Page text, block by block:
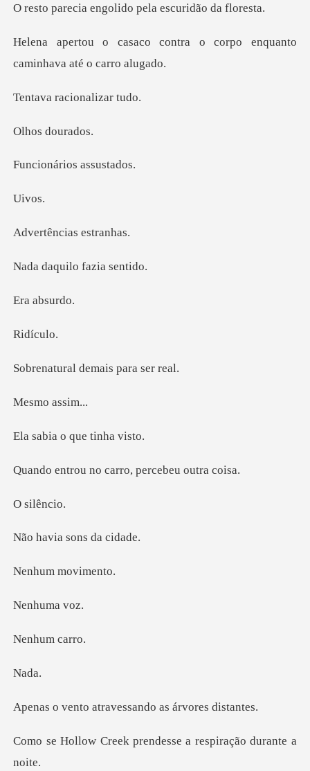
ngolido pela escu
ntra o corpo enquanto
cami
racional
dour
rios ass
vo
ncias e
ilo fazia
absu
ícu
l demais pa
o as
o que ti
o carro, perceb
ilê
a sons d
m mov
uma
um c
a
travessando as á
prendesse a respira